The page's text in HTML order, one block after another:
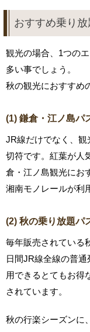
おすすめ乗り
観光の場合、1つの
多い事でしょう。
秋の観光におすすめ
(1) 鎌倉・江ノ島パ
JR線だけでなく、観
切符です。紅葉が人
倉・江ノ島観光にお
湘南モノレールが利
(2) 秋の乗り放題パ
毎年販売されている
日間JR線全線の普
用できるとてもお得
されています。
秋の行楽シーズンに